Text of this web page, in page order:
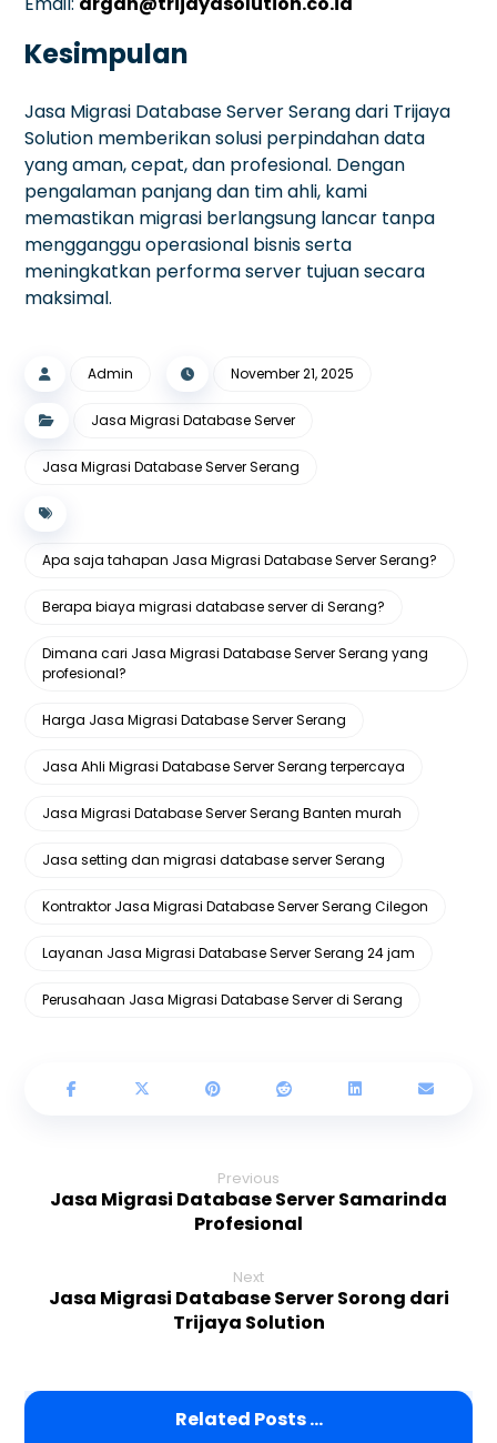
Kesimpulan
Jasa Migrasi Database Server Serang dari Trijaya
Solution memberikan solusi perpindahan data
yang aman, cepat, dan profesional. Dengan
pengalaman panjang dan tim ahli, kami
memastikan migrasi berlangsung lancar tanpa
mengganggu operasional bisnis serta
meningkatkan performa server tujuan secara
maksimal.
Admin November 21, 2025
Jasa Migrasi Database Server
Jasa Migrasi Database Server Serang
Apa saja tahapan Jasa Migrasi Database Server Serang?
Berapa biaya migrasi database server di Serang?
Dimana cari Jasa Migrasi Database Server Serang yang
profesional?
Harga Jasa Migrasi Database Server Serang
Jasa Ahli Migrasi Database Server Serang terpercaya
Jasa Migrasi Database Server Serang Banten murah
Jasa setting dan migrasi database server Serang
Kontraktor Jasa Migrasi Database Server Serang Cilegon
Layanan Jasa Migrasi Database Server Serang 24 jam
Perusahaan Jasa Migrasi Database Server di Serang
Previous
Jasa Migrasi Database Server Samarinda
Profesional
Next
Jasa Migrasi Database Server Sorong dari
Trijaya Solution
Related Posts ...